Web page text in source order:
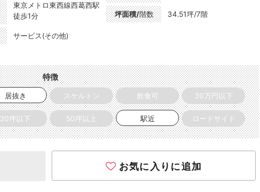
東京メトロ東西線西葛西駅
徒歩1分
サービス(その他)
坪面積/階数 34.51坪/7階
特徴
居抜き スケルトン 飲食可 30万円以下
20坪以下 50坪以上 駅近 ロードサイド
お気に入りに追加